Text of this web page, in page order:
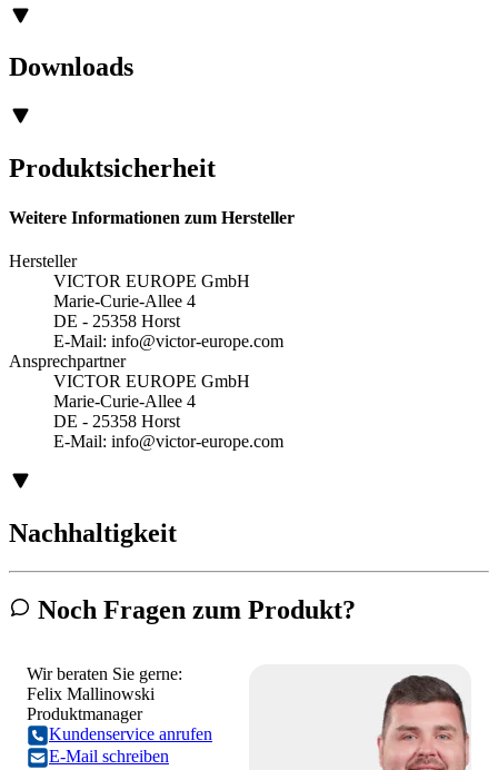
Downloads
Produktsicherheit
Weitere Informationen zum Hersteller
Hersteller
VICTOR EUROPE GmbH
Marie-Curie-Allee 4
DE - 25358 Horst
E-Mail: info@victor-europe.com
Ansprechpartner
VICTOR EUROPE GmbH
Marie-Curie-Allee 4
DE - 25358 Horst
E-Mail: info@victor-europe.com
Nachhaltigkeit
Noch Fragen zum Produkt?
Wir beraten Sie gerne:
Felix Mallinowski
Produktmanager
Kundenservice anrufen
E-Mail schreiben